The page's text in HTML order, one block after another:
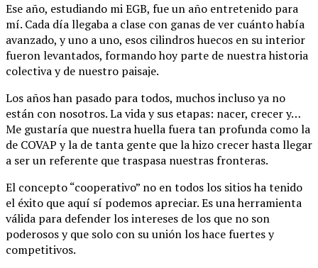
Ese año, estudiando mi EGB, fue un año entretenido para
mí. Cada día llegaba a clase con ganas de ver cuánto había
avanzado, y uno a uno, esos cilindros huecos en su interior
fueron levantados, formando hoy parte de nuestra historia
colectiva y de nuestro paisaje.
Los años han pasado para todos, muchos incluso ya no
están con nosotros. La vida y sus etapas: nacer, crecer y…
Me gustaría que nuestra huella fuera tan profunda como la
de COVAP y la de tanta gente que la hizo crecer hasta llegar
a ser un referente que traspasa nuestras fronteras.
El concepto “cooperativo” no en todos los sitios ha tenido
el éxito que aquí sí podemos apreciar. Es una herramienta
válida para defender los intereses de los que no son
poderosos y que solo con su unión los hace fuertes y
competitivos.